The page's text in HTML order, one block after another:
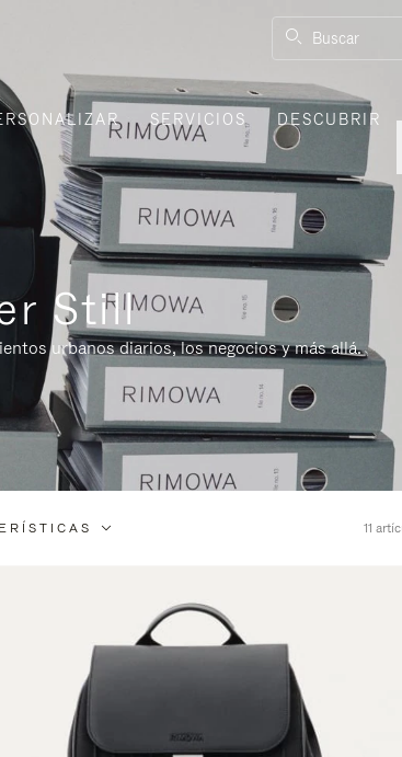
Buscar
SERVICIOS
DESCUBRIR
Still
urbanos diarios, los negocios y más allá.
11